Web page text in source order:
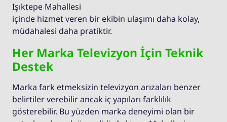
Işıktepe Mahallesi
içinde hizmet veren bir ekibin ulaşımı daha kolay,
müdahalesi daha pratiktir.
Her Marka Televizyon İçin Teknik
Destek
Marka fark etmeksizin televizyon arızaları benzer
belirtiler verebilir ancak iç yapıları farklılık
gösterebilir. Bu yüzden marka deneyimi olan bir